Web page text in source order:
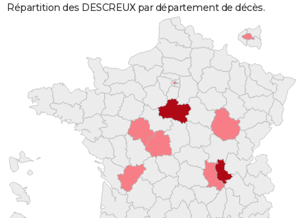
Répartition des DESCREUX par département de décès.